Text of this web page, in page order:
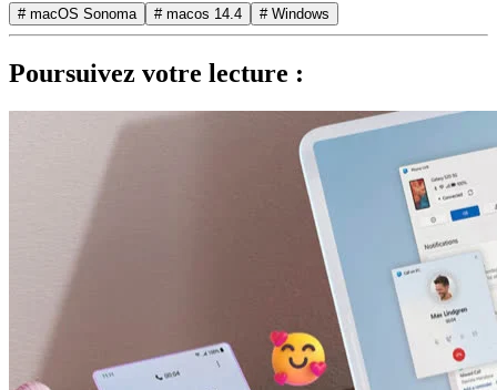
# macOS Sonoma # macos 14.4 # Windows
Poursuivez votre lecture :